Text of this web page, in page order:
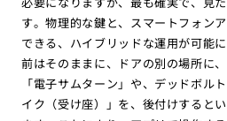
す。物理的な鍵と、スマートフォン
できる、ハイブリッドな運用が可能
前はそのままに、ドアの別の場所に
「電子サムターン」や、デッドボル
イク（受け座）」を、後付けすると